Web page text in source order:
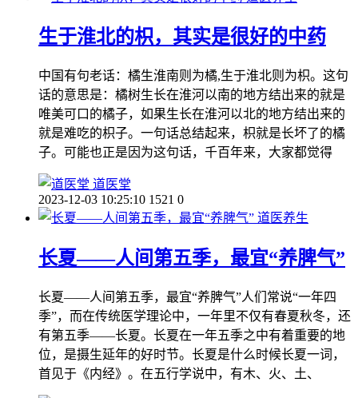
生于淮北的枳，其实是很好的中药
中国有句老话：橘生淮南则为橘,生于淮北则为枳。这句
话的意思是：橘树生长在淮河以南的地方结出来的就是
唯美可口的橘子，如果生长在淮河以北的地方结出来的
就是难吃的枳子。一句话总结起来，枳就是长坏了的橘
子。可能也正是因为这句话，千百年来，大家都觉得
道医堂
2023-12-03 10:25:10 1521 0
道医养生
长夏——人间第五季，最宜“养脾气”
长夏——人间第五季，最宜“养脾气”人们常说“一年四
季”，而在传统医学理论中，一年里不仅有春夏秋冬，还
有第五季——长夏。长夏在一年五季之中有着重要的地
位，是摄生延年的好时节。长夏是什么时候长夏一词，
首见于《内经》。在五行学说中，有木、火、土、